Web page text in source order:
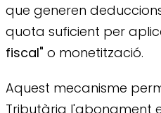
que generen
quota suficient per
fiscal" o monetització.
Aquest mecanisme
Tributària l'abonament